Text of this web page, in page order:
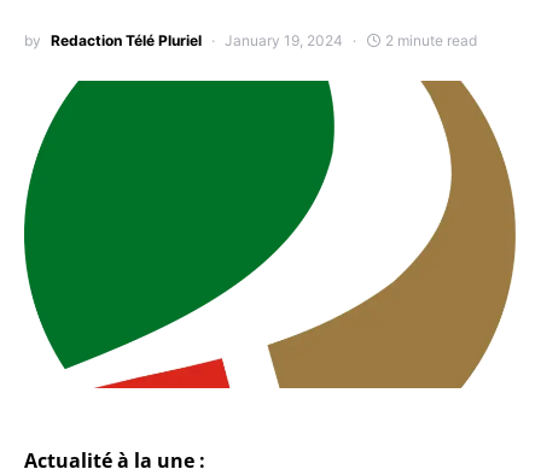
by Redaction Télé Pluriel January 19, 2024 2 minute read
Actualité à la une :